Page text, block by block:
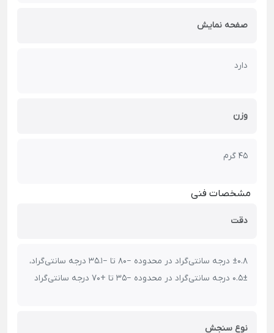
صفحه نمایش
دارد
وزن
45 گرم
مشخصات فنی
دقت
±0.8 درجه سانتی‌گراد در محدوده −80 تا −35.1 درجه سانتی‌گراد،
±0.5 درجه سانتی‌گراد در محدوده −35 تا +70 درجه سانتی‌گراد
نوع سنجش